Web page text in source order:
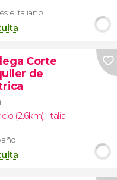
e italiano
Corte
de
(2.6km), Italia